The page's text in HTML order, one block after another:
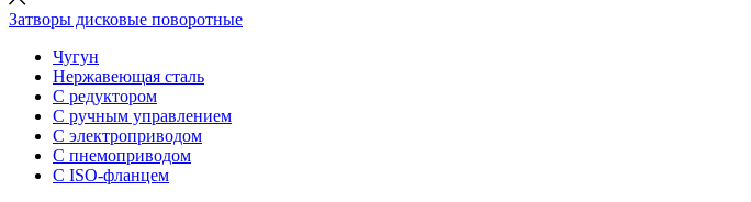
Затворы дисковые поворотные
Чугун
Нержавеющая сталь
С редуктором
С ручным управлением
С электроприводом
С пнемоприводом
С ISO-фланцем